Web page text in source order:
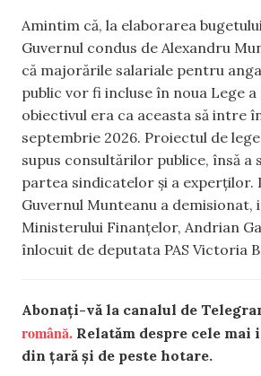
Amintim că, la elaborarea
Guvernul condus de Alexandru
că majorările salariale pentru
public vor fi incluse în noua Lege
obiectivul era ca aceasta să intre
septembrie 2026. Proiectul de
supus consultărilor publice, însă
partea sindicatelor și a experților.
Guvernul Munteanu a demisionat,
Ministerului Finanțelor, Andrian
înlocuit de deputata PAS Victoria
Abonați-vă la canalul de
română. Relatăm despre cele
din țară și de peste hotare.